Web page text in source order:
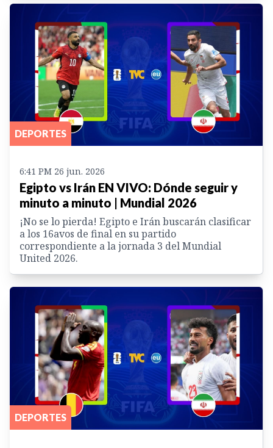
DEPORTES
6:41 PM 26 jun. 2026
Egipto vs Irán EN VIVO: Dónde seguir y
minuto a minuto | Mundial 2026
¡No se lo pierda! Egipto e Irán buscarán clasificar
a los 16avos de final en su partido
correspondiente a la jornada 3 del Mundial
United 2026.
DEPORTES